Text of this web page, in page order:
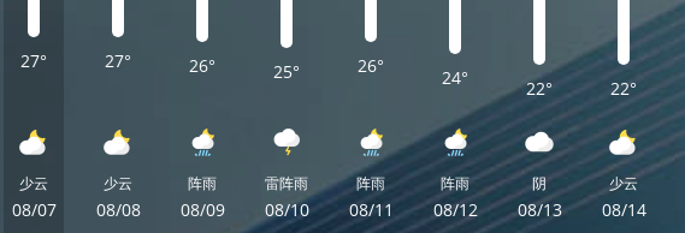
27°
少云
08/07
27°
少云
08/08
26°
阵雨
08/09
25°
雷阵雨
08/10
26°
阵雨
08/11
24°
阵雨
08/12
22°
阴
08/13
22°
少云
08/14